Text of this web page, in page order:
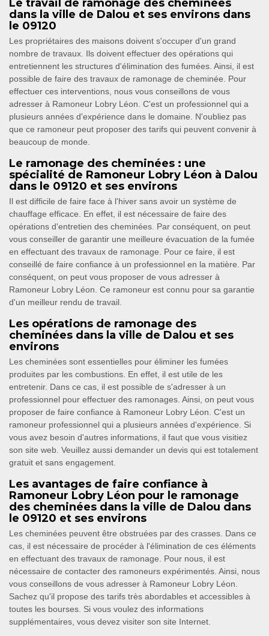
Le travail de ramonage des cheminées
dans la ville de Dalou et ses environs dans
le 09120
Les propriétaires des maisons doivent s'occuper d'un grand
nombre de travaux. Ils doivent effectuer des opérations qui
entretiennent les structures d'élimination des fumées. Ainsi, il est
possible de faire des travaux de ramonage de cheminée. Pour
effectuer ces interventions, nous vous conseillons de vous
adresser à Ramoneur Lobry Léon. C'est un professionnel qui a
plusieurs années d'expérience dans le domaine. N'oubliez pas
que ce ramoneur peut proposer des tarifs qui peuvent convenir à
beaucoup de monde.
Le ramonage des cheminées : une
spécialité de Ramoneur Lobry Léon à Dalou
dans le 09120 et ses environs
Il est difficile de faire face à l'hiver sans avoir un système de
chauffage efficace. En effet, il est nécessaire de faire des
opérations d'entretien des cheminées. Par conséquent, on peut
vous conseiller de garantir une meilleure évacuation de la fumée
en effectuant des travaux de ramonage. Pour ce faire, il est
conseillé de faire confiance à un professionnel en la matière. Par
conséquent, on peut vous proposer de vous adresser à
Ramoneur Lobry Léon. Ce ramoneur est connu pour sa garantie
d'un meilleur rendu de travail.
Les opérations de ramonage des
cheminées dans la ville de Dalou et ses
environs
Les cheminées sont essentielles pour éliminer les fumées
produites par les combustions. En effet, il est utile de les
entretenir. Dans ce cas, il est possible de s'adresser à un
professionnel pour effectuer des ramonages. Ainsi, on peut vous
proposer de faire confiance à Ramoneur Lobry Léon. C'est un
ramoneur professionnel qui a plusieurs années d'expérience. Si
vous avez besoin d'autres informations, il faut que vous visitiez
son site web. Veuillez aussi demander un devis qui est totalement
gratuit et sans engagement.
Les avantages de faire confiance à
Ramoneur Lobry Léon pour le ramonage
des cheminées dans la ville de Dalou dans
le 09120 et ses environs
Les cheminées peuvent être obstruées par des crasses. Dans ce
cas, il est nécessaire de procéder à l'élimination de ces éléments
en effectuant des travaux de ramonage. Pour nous, il est
nécessaire de contacter des ramoneurs expérimentés. Ainsi, nous
vous conseillons de vous adresser à Ramoneur Lobry Léon.
Sachez qu'il propose des tarifs très abordables et accessibles à
toutes les bourses. Si vous voulez des informations
supplémentaires, vous devez visiter son site Internet.